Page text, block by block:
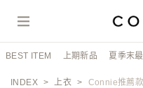
BEST ITEM 上期新品 夏季末
INDEX 上衣 Connie推薦